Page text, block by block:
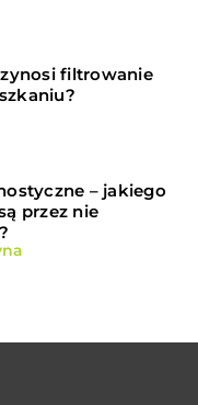
filtrowanie
– jakiego
przez nie